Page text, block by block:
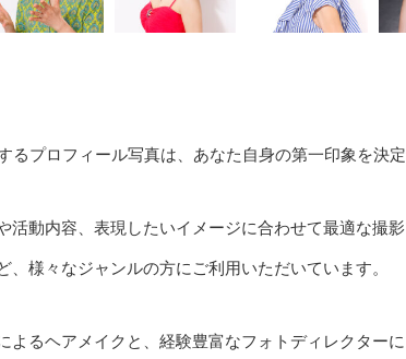
プロフィール写真は、あなた自身の第一印象を決定
動内容、表現したいイメージに合わせて最適な撮
様々なジャンルの方にご利用いただいています。
るヘアメイクと、経験豊富なフォトディレクター